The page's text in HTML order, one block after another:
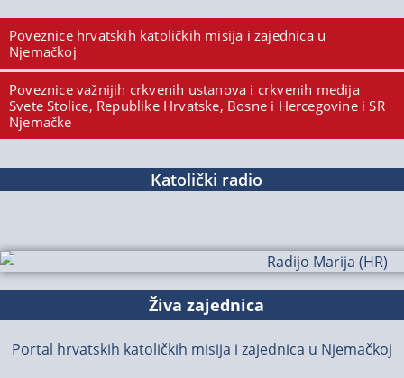
Poveznice hrvatskih katoličkih misija i zajednica u
Njemačkoj
Poveznice važnijih crkvenih ustanova i crkvenih medija
Svete Stolice, Republike Hrvatske, Bosne i Hercegovine i SR
Njemačke
Katolički radio
Živa zajednica
Portal hrvatskih katoličkih misija i zajednica u Njemačkoj